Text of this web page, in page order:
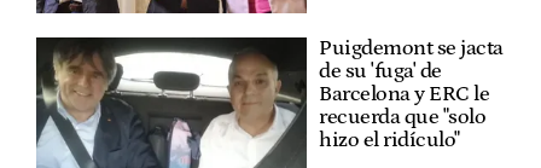
Puigdemont se jacta
de su 'fuga' de
Barcelona y ERC le
recuerda que "solo
hizo el ridículo"